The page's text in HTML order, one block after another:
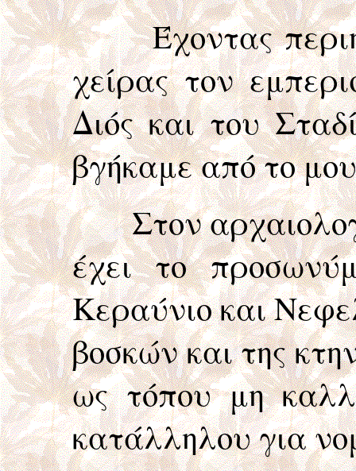
Έχοντας
χείρας τον
Διός και του
βγήκαμε από το
Στον
έχει το
Κεραύνιο και
βοσκών και της
ως τόπου μη
κατάλληλου για